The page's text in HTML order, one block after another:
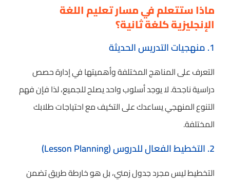
ماذا ستتعلم في مسار تعليم اللغة
الإنجليزية كلغة ثانية؟
1. منهجيات التدريس الحديثة
التعرف على المناهج المختلفة وأهميتها في إدارة حصص
دراسية ناجحة. لا يوجد أسلوب واحد يصلح للجميع، لذا فإن فهم
التنوع المنهجي يساعدك على التكيف مع احتياجات طلابك
المختلفة.
2. التخطيط الفعال للدروس (Lesson Planning)
التخطيط ليس مجرد جدول زمني، بل هو خارطة طريق تضمن